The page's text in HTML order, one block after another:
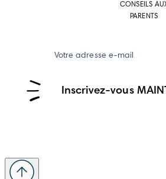
CONSEILS
PARENTS
Votre adresse e-mail
Inscrivez-vous